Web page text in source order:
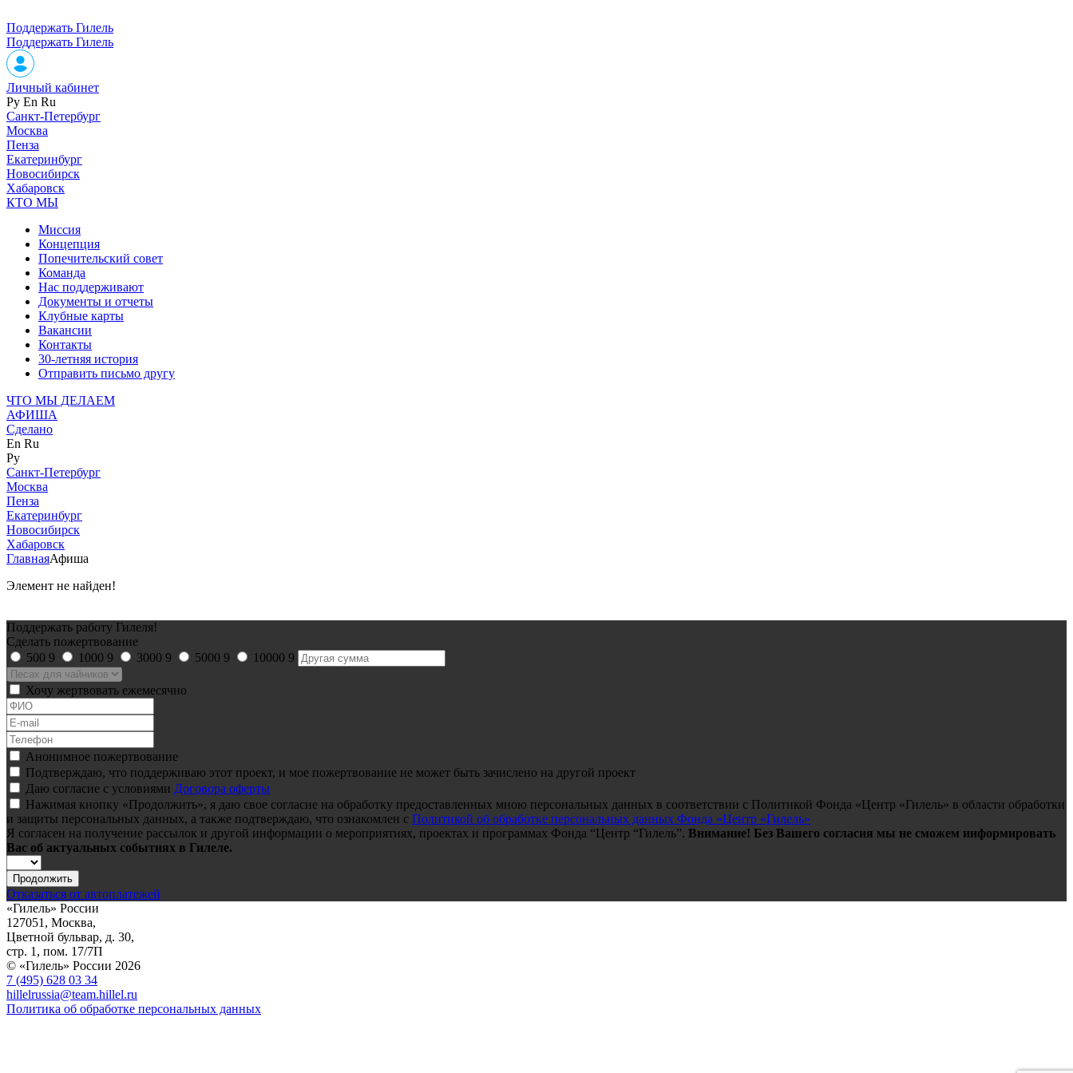
Поддержать Гилель
Поддержать Гилель
Личный кабинет
Ру En Ru
Санкт-Петербург
Москва
Пенза
Екатеринбург
Новосибирск
Хабаровск
КТО МЫ
Миссия
Концепция
Попечительский совет
Команда
Нас поддерживают
Документы и отчеты
Клубные карты
Вакансии
Контакты
30-летняя история
Отправить письмо другу
ЧТО МЫ ДЕЛАЕМ
АФИША
Сделано
En Ru
Ру
Санкт-Петербург
Москва
Пенза
Екатеринбург
Новосибирск
Хабаровск
ГлавнаяАфиша
Элемент не найден!
Поддержать работу Гилеля!
Сделать пожертвование
500 9 1000 9 3000 9 5000 9 10000 9
Хочу жертвовать ежемесячно
Анонимное пожертвование
Подтверждаю, что поддерживаю этот проект, и мое пожертвование не может быть зачислено на другой проект
Даю согласие с условиями Договора оферты
Нажимая кнопку «Продолжить», я даю свое согласие на обработку предоставленных мною персональных данных в соответствии с Политикой Фонда «Центр «Гилель» в области обработки
и защиты персональных данных, а также подтверждаю, что ознакомлен с Политикой об обработке персональных данных Фонда «Центр «Гилель»
Я согласен на получение рассылок и другой информации о мероприятиях, проектах и программах Фонда “Центр “Гилель”. Внимание! Без Вашего согласия мы не сможем информировать
Вас об актуальных событиях в Гилеле.
Продолжить
Отказаться от автоплатежей
«Гилель» России
127051, Москва,
Цветной бульвар, д. 30,
стр. 1, пом. 17/7П
© «Гилель» России 2026
7 (495) 628 03 34
hillelrussia@team.hillel.ru
Политика об обработке персональных данных